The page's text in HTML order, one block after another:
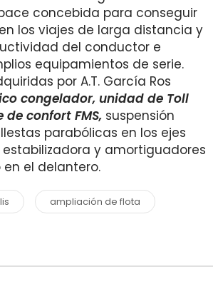
concebida para conseguir
los viajes de larga distancia y
del conductor e
equipamientos de serie.
por A.T. García Ros
congelador, unidad de Toll
confort FMS, suspensión
parabólicas en los ejes
y amortiguadores
el delantero.
ampliación de flota